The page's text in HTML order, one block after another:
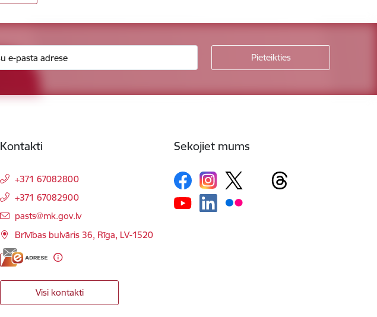
Kontakti
+371 67082800
+371 67082900
E-pasts:
pasts@mk.gov.lv
Brīvības bulvāris 36, Rīga, LV-1520
Visi kontakti
Sekojiet mums